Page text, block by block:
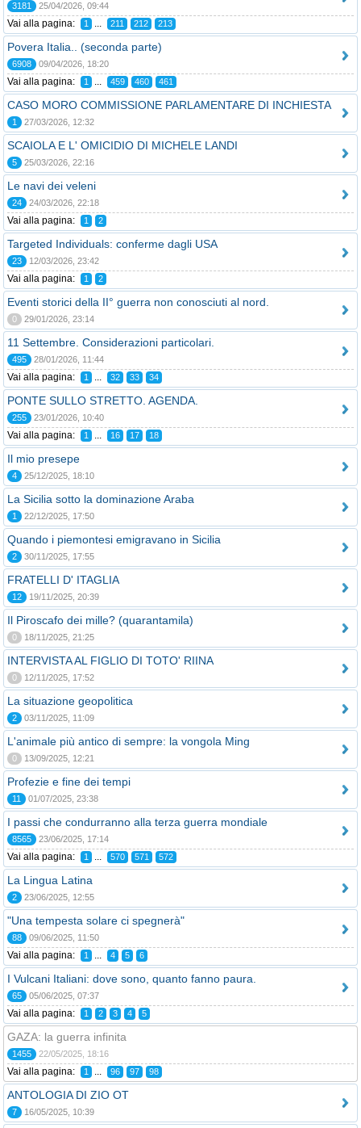
3181 25/04/2026, 09:44
Vai alla pagina: 1 ... 211 212 213
Povera Italia.. (seconda parte)
6908 09/04/2026, 18:20
Vai alla pagina: 1 ... 459 460 461
CASO MORO COMMISSIONE PARLAMENTARE DI INCHIESTA
1 27/03/2026, 12:32
SCAIOLA E L' OMICIDIO DI MICHELE LANDI
5 25/03/2026, 22:16
Le navi dei veleni
24 24/03/2026, 22:18
Vai alla pagina: 1 2
Targeted Individuals: conferme dagli USA
23 12/03/2026, 23:42
Vai alla pagina: 1 2
Eventi storici della II° guerra non conosciuti al nord.
0 29/01/2026, 23:14
11 Settembre. Considerazioni particolari.
495 28/01/2026, 11:44
Vai alla pagina: 1 ... 32 33 34
PONTE SULLO STRETTO. AGENDA.
255 23/01/2026, 10:40
Vai alla pagina: 1 ... 16 17 18
Il mio presepe
4 25/12/2025, 18:10
La Sicilia sotto la dominazione Araba
1 22/12/2025, 17:50
Quando i piemontesi emigravano in Sicilia
2 30/11/2025, 17:55
FRATELLI D' ITAGLIA
12 19/11/2025, 20:39
Il Piroscafo dei mille? (quarantamila)
0 18/11/2025, 21:25
INTERVISTA AL FIGLIO DI TOTO' RIINA
0 12/11/2025, 17:52
La situazione geopolitica
2 03/11/2025, 11:09
L'animale più antico di sempre: la vongola Ming
0 13/09/2025, 12:21
Profezie e fine dei tempi
11 01/07/2025, 23:38
I passi che condurranno alla terza guerra mondiale
8565 23/06/2025, 17:14
Vai alla pagina: 1 ... 570 571 572
La Lingua Latina
2 23/06/2025, 12:55
"Una tempesta solare ci spegnerà"
88 09/06/2025, 11:50
Vai alla pagina: 1 ... 4 5 6
I Vulcani Italiani: dove sono, quanto fanno paura.
65 05/06/2025, 07:37
Vai alla pagina: 1 2 3 4 5
GAZA: la guerra infinita
1455 22/05/2025, 18:16
Vai alla pagina: 1 ... 96 97 98
ANTOLOGIA DI ZIO OT
7 16/05/2025, 10:39